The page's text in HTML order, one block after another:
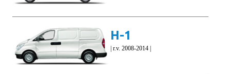
H-1
| r.v. 2008-2014 |